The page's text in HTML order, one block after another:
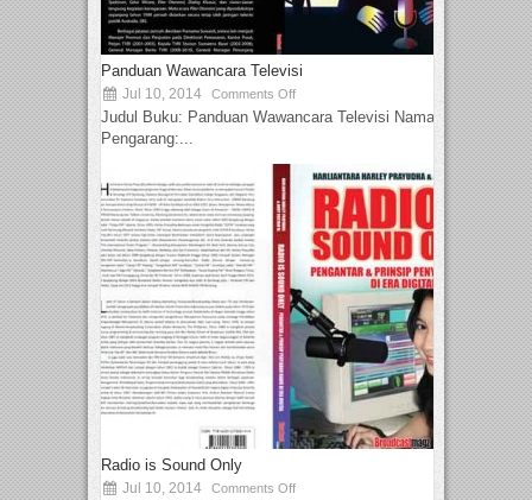
Panduan Wawancara Televisi
Jul 10, 2014 Comments Off
Judul Buku: Panduan Wawancara Televisi Nama
Pengarang:...
Radio is Sound Only
Jul 10, 2014 Comments Off